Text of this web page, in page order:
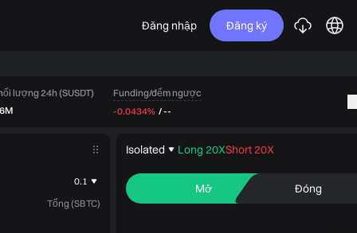
Đăng nhập Đăng ký
lượng 24h (SUSDT)
Funding/đếm ngược
-0.0434% /--
Isolated Long 20XShort 20X
Mở
Đóng
0.1
Tổng (SBTC)